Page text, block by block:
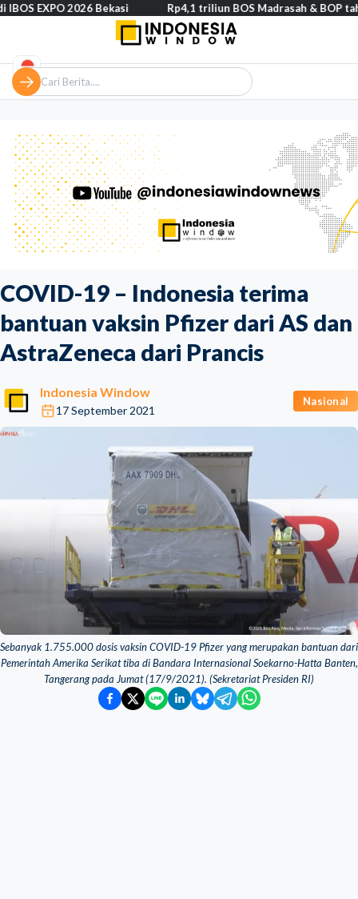
COVID-19 – Indonesia terima
bantuan vaksin Pfizer dari AS dan
AstraZeneca dari Prancis
Indonesia Window
17 September 2021
Nasional
Sebanyak 1.755.000 dosis vaksin COVID-19 Pfizer yang merupakan bantuan dari
Pemerintah Amerika Serikat tiba di Bandara Internasional Soekarno-Hatta Banten,
Tangerang pada Jumat (17/9/2021). (Sekretariat Presiden RI)
2026 Bekasi Rp4,1 triliun BOS Madrasah & BOP tahap II